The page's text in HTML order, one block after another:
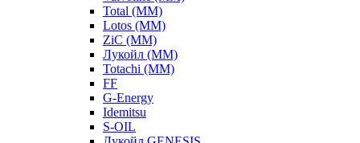
Total (ММ)
Lotos (ММ)
ZiC (ММ)
Лукойл (ММ)
Totachi (MM)
FF
G-Energy
Idemitsu
S-OIL